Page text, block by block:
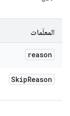
المعلَمات
reason
SkipReason